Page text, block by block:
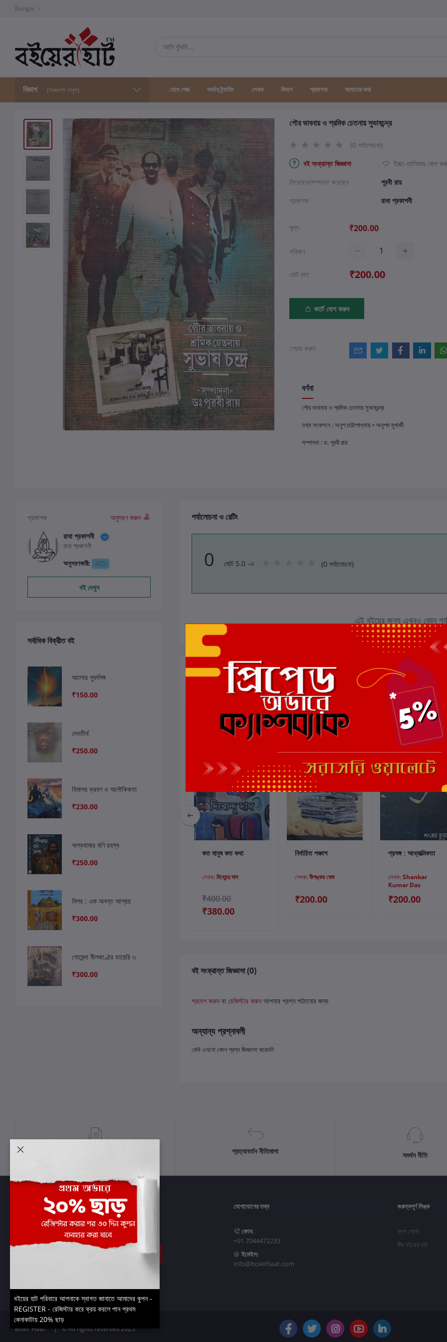
Bangla
বিভাগ (সবগুলো দেখুন) হোম পেজ অর্ডার ট্র্যাকিং লেখক বিভাগ প্রকাশক আমাদের কথা
পৌর ভাবনায় ও শ্রমিক চেতনায় সুভাষচন্দ্র
(0 পর্যালোচনা)
বই সংক্রান্ত জিজ্ঞাসা
ইচ্ছা-তালিকায় যোগ
লিখেছেন/সম্পাদনা করেছেন
পূরবী রায়
প্রকাশক
রাধা প্রকাশনী
মূল্য ₹200.00
পরিমাণ
মোট দাম ₹200.00
কার্টে যোগ করুন
শেয়ার করুন
বর্ণনা
পৌর ভাবনায় ও শ্রমিক চেতনায় সুভাষচন্দ্র
তথ্য সংকলনে : অনুপ চট্টোপাধ্যায় • অনুপম মুখার্জী
সম্পাদনা : ড. পূরবী রায়
প্রকাশক
অনুসরণ করুন
রাধা প্রকাশনী
রাধা প্রকাশনী
অনুসরণকারী:
435
বই দেখুন
সর্বাধিক বিক্রীত বই
আলোর স্ফুলিঙ্গ
₹150.00
দেবতীর্থ
₹250.00
হিমালয় ভ্রমণ ও অলৌকিকতা
₹230.00
অশ্বথামার মণি রহস্য
₹250.00
মিশর : এক অনন্ত আশ্রয়
₹300.00
গোয়েন্দা নীলকণ্ঠের ডায়েরি ৩
₹300.00
পর্যালোচনা ও রেটিং
0 মোট 5.0 -এ (0 পর্যালোচনা)
এই বইয়ের জন্য এখনও কোন
সংশ্লিষ্ট বই
কার্টে যোগ করুন
তন্ত্র কৈলাশের পথে : আদি
কৈলাশ ভ্রমণ
লেখক:শাশ্বতী সেনগুপ্ত
₹300.00 ₹350.00
কার্টে যোগ করুন
কত মানুষ কত কথা
লেখক: দিব্যেন্দু দাস
₹400.00
₹380.00
কার্টে যোগ করুন
নির্বাচিত পঞ্চাশ
লেখক:দীপঙ্কর ঘোষ
₹200.00
কার্টে যোগ করুন
প্রসঙ্গ : আধ্যাত্মিকতা
লেখক: Shankar
Kumar Das
₹200.00
বই সংক্রান্ত জিজ্ঞাসা (0)
প্রবেশ করুন বা রেজিস্টার করুন আপনার প্রশ্ন পাঠানোর জন্য
অন্যান্য প্রশ্নাবলী
কেউ এখনো কোন প্রশ্ন জিজ্ঞাসা করেননি
প্রত্যাবর্তন নীতিমালা সমর্থন নীতি
সাবস্ক্রাইব
যোগাযোগের তথ্য
ফোন:
+91 7044472233
ইমেইল:
info@boierhaat.com
গুরুত্বপূর্ণ লিঙ্ক
ব্লগ পোস্ট
টিম বইয়ের হাট
Boier Haat™ | © All rights reserved 2025.
বইয়ের হাট পরিবারে আপনাকে স্বাগত জানাতে আমাদের কুপন -
REGISTER - রেজিস্টার করে ক্রয় করলে পান প্রথম
কেনাকাটায় 20% ছাড়